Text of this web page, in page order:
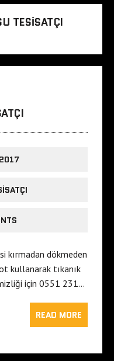
TESISATÇI
kırmadan dökmeden
kullanarak tıkanık
için 0551 231…
READ MORE